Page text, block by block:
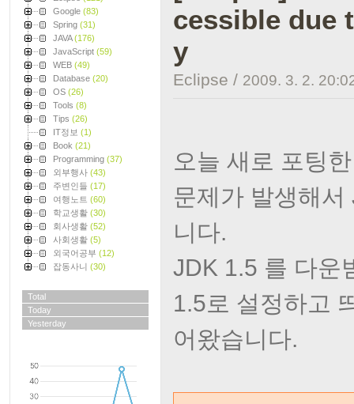
Google (83)
Spring (31)
JAVA(176)
JavaScript (59)
WEB (49)
Database (20)
OS (26)
Tools (8)
Tips (26)
IT정보 (1)
Book (21)
Programming (37)
외부행사 (43)
주변인들 (17)
여행노트 (60)
학교생활 (30)
회사생활 (52)
사회생활 (5)
외국어공부 (12)
잡동사니 (30)
Total
Today
Yesterday
cessible due
y
Eclipse / 2009. 3. 2.
오늘 새로 포팅
문제가 발생해
니다.
JDK 1.5 를 다운
1.5로 설정하고
어왔습니다.